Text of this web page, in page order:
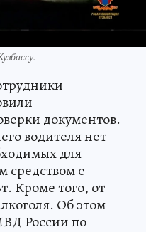
документов.
водителя нет
для
средством с
Кроме того, от
Об этом
России по